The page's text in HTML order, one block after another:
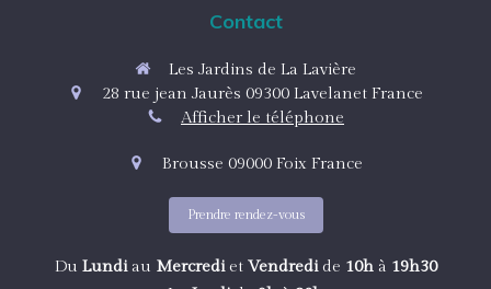
Contact
Les Jardins de La Lavière
28 rue jean Jaurès 09300 Lavelanet France
Afficher le téléphone
Brousse 09000 Foix France
Prendre rendez-vous
Du Lundiau Mercrediet Vendredide 10hà 19h30